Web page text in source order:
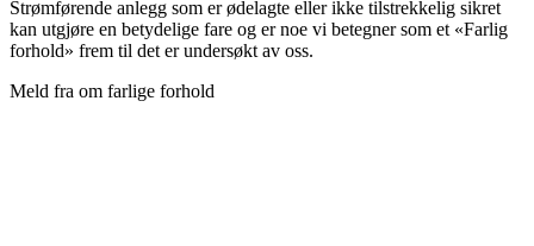
Strømførende anlegg som er ødelagte eller ikke tilstrekkelig sikret
kan utgjøre en betydelige fare og er noe vi betegner som et «Farlig
forhold» frem til det er undersøkt av oss.
Meld fra om farlige forhold